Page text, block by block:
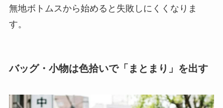
無地ボトムスから始めると失敗しにくくなりま
す。
バッグ・小物は色拾いで「まとまり」を出す